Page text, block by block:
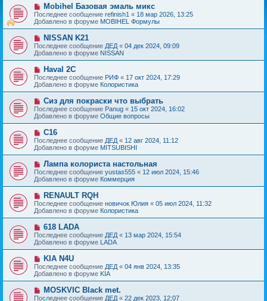
Н
о
в
о
е
с
о
о
б
щ
е
н
и
е
Mobihel Базовая эмаль микс
Последнее сообщение refinish1 « 18 мар 2026, 13:25
Добавлено в форуме MOBIHEL Формулы
Н
о
в
о
е
с
о
о
б
щ
е
н
и
е
NISSAN K21
Последнее сообщение ДЕД « 04 дек 2024, 09:09
Добавлено в форуме NISSAN
Н
о
в
о
с
о
о
б
щ
е
н
и
е
Haval 2C
Последнее сообщение РИФ « 17 окт 2024, 17:29
Добавлено в форуме Колористика
Н
о
в
о
с
о
о
б
щ
е
н
и
е
Сиз для покраски что выбрать
Последнее сообщение Panug « 15 окт 2024, 16:02
Добавлено в форуме Общие вопросы
Н
о
в
о
с
о
о
б
щ
е
н
и
е
C16
Последнее сообщение ДЕД « 12 авг 2024, 11:12
Добавлено в форуме MITSUBISHI
Н
о
в
о
е
с
о
о
б
щ
е
н
и
е
Лампа колориста настольная
Последнее сообщение yustas555 « 12 июл 2024, 15:46
Добавлено в форуме Коммерция
Н
о
в
о
с
о
о
б
щ
е
н
и
е
RENAULT RQH
Последнее сообщение новичок Юлия « 05 июл 2024, 11:32
Добавлено в форуме Колористика
Н
о
в
о
е
с
о
о
б
щ
е
618 LADA
Последнее сообщение ДЕД « 13 мар 2024, 15:54
Добавлено в форуме LADA
Н
о
в
о
е
с
о
KIA N4U
Последнее сообщение ДЕД « 04 янв 2024, 13:35
Добавлено в форуме KIA
Н
о
MOSKVIC Black met.
Последнее сообщение ДЕД « 22 дек 2023, 12:07